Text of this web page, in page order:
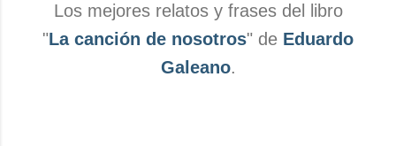
Los mejores relatos y frases del libro
"La canción de nosotros" de Eduardo
Galeano.